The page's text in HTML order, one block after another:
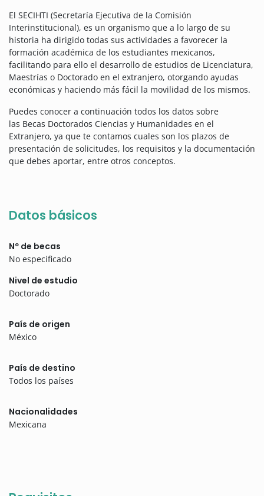
El SECIHTI (Secretaría Ejecutiva de la Comisión
Interinstitucional), es un organismo que a lo largo de su
historia ha dirigido todas sus actividades a favorecer la
formación académica de los estudiantes mexicanos,
facilitando para ello el desarrollo de estudios de Licenciatura,
Maestrías o Doctorado en el extranjero, otorgando ayudas
económicas y haciendo más fácil la movilidad de los mismos.
Puedes conocer a continuación todos los datos sobre
las Becas Doctorados Ciencias y Humanidades en el
Extranjero, ya que te contamos cuales son los plazos de
presentación de solicitudes, los requisitos y la documentación
que debes aportar, entre otros conceptos.
Datos básicos
Nº de becas
No especificado
Nivel de estudio
Doctorado
País de origen
México
País de destino
Todos los países
Nacionalidades
Mexicana